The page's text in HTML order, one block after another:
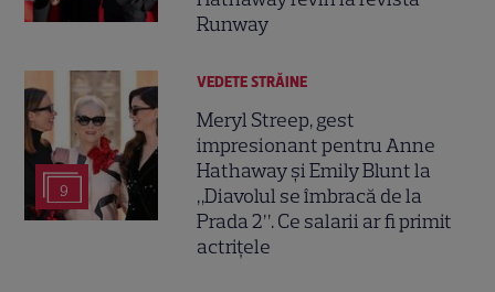
Runway
9
VEDETE STRĂINE
Meryl Streep, gest
impresionant pentru Anne
Hathaway și Emily Blunt la
„Diavolul se îmbracă de la
Prada 2”. Ce salarii ar fi primit
actrițele